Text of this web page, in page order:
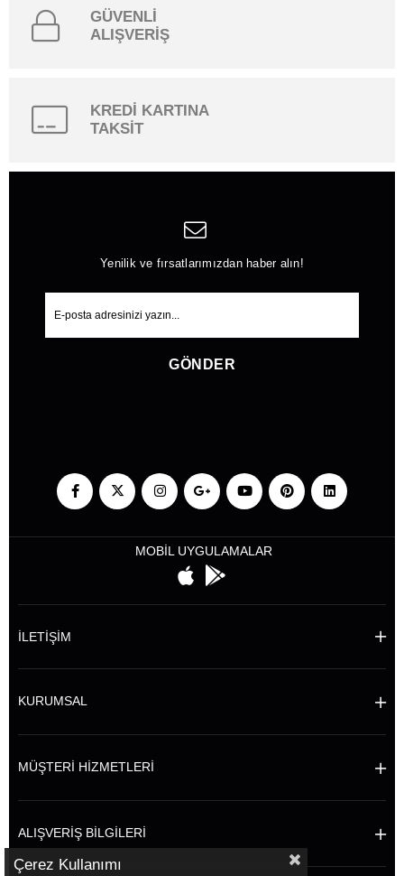
GÜVENLİ
ALIŞVERİŞ
KREDİ KARTINA
TAKSİT
Yenilik ve fırsatlarımızdan haber alın!
GÖNDER
MOBİL UYGULAMALAR
İLETİŞİM
KURUMSAL
MÜŞTERİ HİZMETLERİ
ALIŞVERİŞ BİLGİLERİ
Çerez Kullanımı